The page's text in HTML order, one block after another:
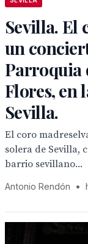
Sevilla. El
un
Parroquia
Flores, en
Sevilla.
El coro
solera de Sevilla,
barrio sevillano...
Antonio Rendón •